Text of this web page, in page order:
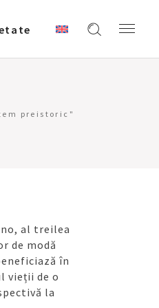
preistoric"
al treilea
de modă
în
vieții de o
la